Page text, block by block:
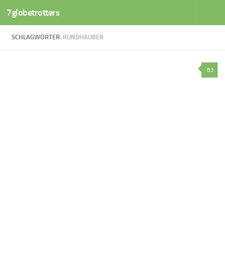
Zum Inhalt springen
7globetrotters
SCHLAGWÖRTER: RUNDHAUBER
83